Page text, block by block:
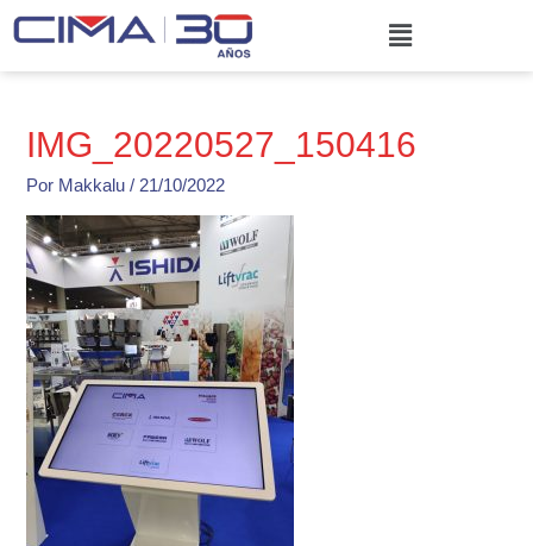
Menú
IMG_20220527_150416
Por Makkalu/ 21/10/2022